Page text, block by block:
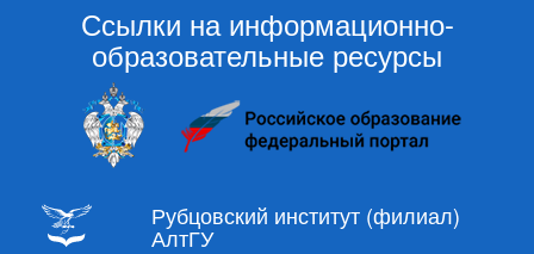
Ссылки на информационно-
образовательные ресурсы
Рубцовский институт (филиал)
АлтГУ